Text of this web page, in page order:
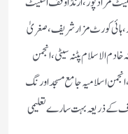
، ہائی کورٹ مزار شریف ، صغریٰ
الاسلام پٹنہ سیٹی، انجمن
اسلامیہ جامع مسجد اورنگ
کے ذریعہ بہت سارے تعلیمی